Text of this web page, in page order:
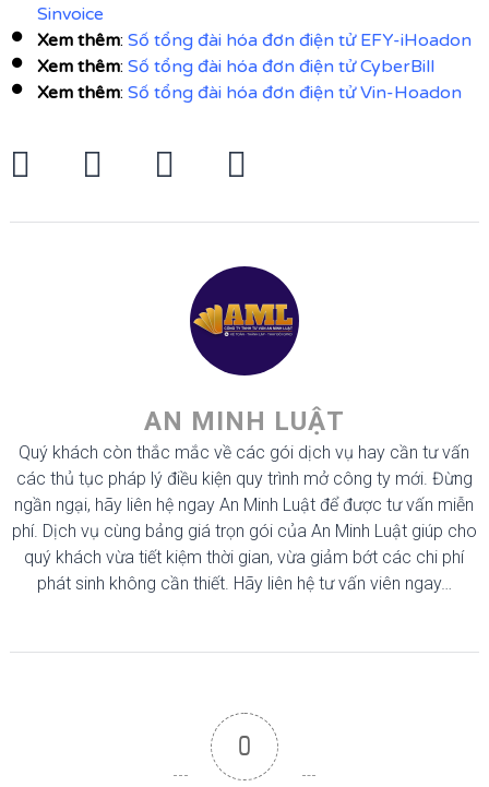
Sinvoice
Xem thêm: Số tổng đài hóa đơn điện tử EFY-iHoadon
Xem thêm: Số tổng đài hóa đơn điện tử CyberBill
Xem thêm: Số tổng đài hóa đơn điện tử Vin-Hoadon
AN MINH LUẬT
Quý khách còn thắc mắc về các gói dịch vụ hay cần tư vấn
các thủ tục pháp lý điều kiện quy trình mở công ty mới. Đừng
ngần ngại, hãy liên hệ ngay An Minh Luật để được tư vấn miễn
phí. Dịch vụ cùng bảng giá trọn gói của An Minh Luật giúp cho
quý khách vừa tiết kiệm thời gian, vừa giảm bớt các chi phí
phát sinh không cần thiết. Hãy liên hệ tư vấn viên ngay…
0